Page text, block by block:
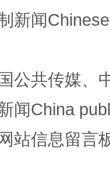
上购药对药下症？
新闻
公共传媒、
闻China
站信息留言